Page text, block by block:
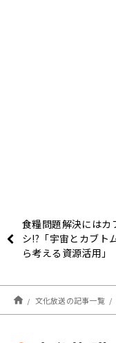
食糧問題解決にはカ
シ!?「宇宙とカブト
ら考える資源活用」
文化放送の記事一覧